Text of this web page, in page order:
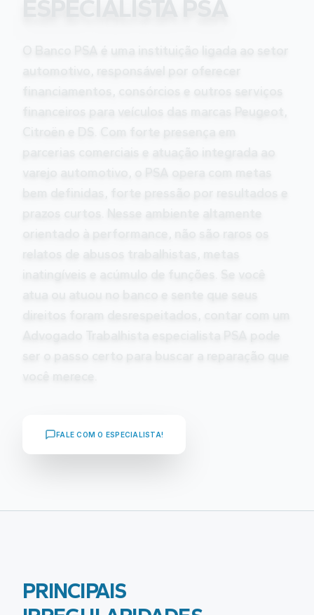
ESPECIALISTA PSA
FALE COM O ESPECIALISTA!
PRINCIPAIS